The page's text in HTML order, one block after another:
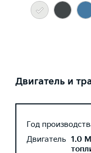
Двигатель и
Год
Двигатель 1.0